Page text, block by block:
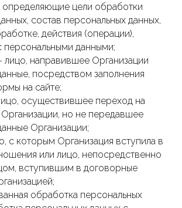
определяющие цели обработки
состав персональных данных,
действия (операции),
данными;
лицо, направившее Организации
посредством заполнения
на сайте;
осуществившее переход на
Организации, но не передавшее
Организации;
с которым Организация вступила в
или лицо, непосредственно
вступившим в договорные
обработка персональных